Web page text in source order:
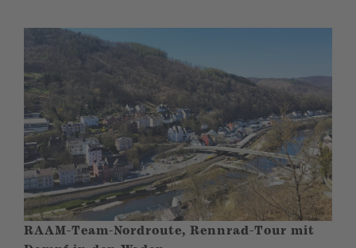
RAAM-Team-Nordroute, Rennrad-Tour mit